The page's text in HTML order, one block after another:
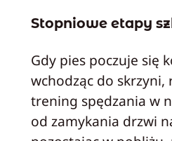
Stopniowe etapy
Gdy pies poczuje się
wchodząc do skrzyni,
trening spędzania w
od zamykania drzwi